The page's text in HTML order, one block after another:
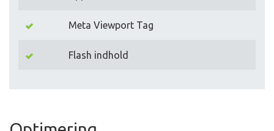
Meta Viewport Tag
Flash indhold